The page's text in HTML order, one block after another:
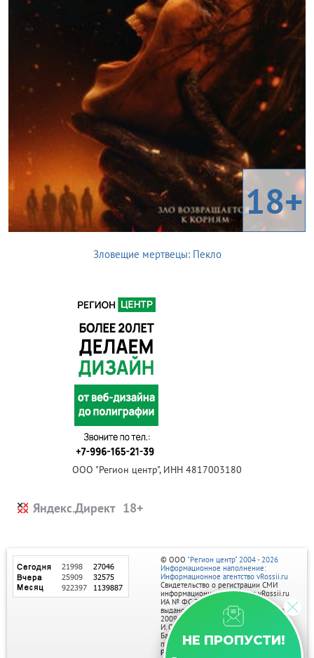
18+
Зловещие мертвецы: Пекло
ООО "Регион центр", ИНН 4817003180
Яндекс.Директ
НЕ ПРОПУСТИ!
© ООО "Регион центр" 2004 - 2026
Информационное наполнение:
Информационное агентство vRossii.ru
Свидетельство о регистрации СМИ
информационного агентства vRossii.ru
ИА № ФС 77‑35502
выдано РОСКОМНАДЗОРом 04 марта
2009г.
И. О. Главного редактора Нарыков А. Н.
Баннеры на портале размещаются на
правах рекламы.
Реклама на портале: